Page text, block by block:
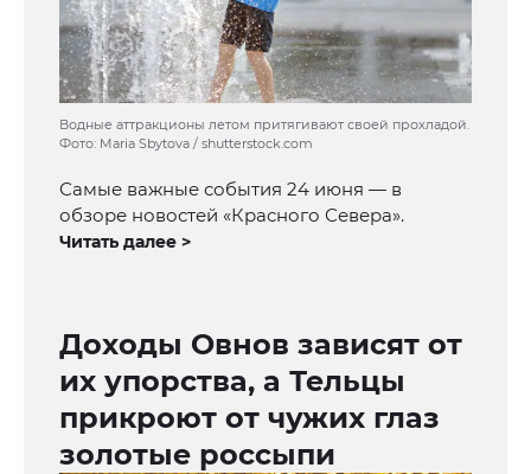
Водные аттракционы летом притягивают своей прохладой.
Фото: Maria Sbytova / shutterstock.com
Самые важные события 24 июня — в
обзоре новостей «Красного Севера».
Читать далее >
Доходы Овнов зависят от
их упорства, а Тельцы
прикроют от чужих глаз
золотые россыпи